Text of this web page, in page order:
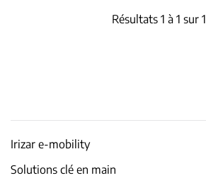
Résultats 1 à 1 sur 1
Irizar e-mobility
Solutions clé en main